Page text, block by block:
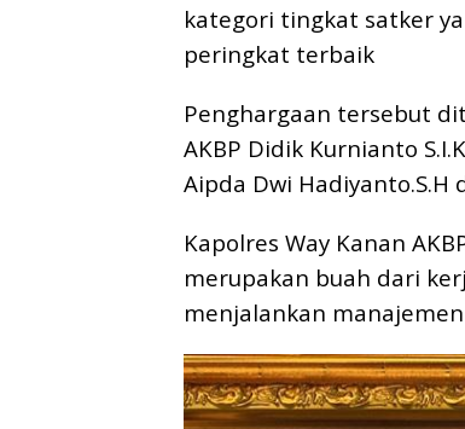
kategori tingkat satker
peringkat terbaik
Penghargaan tersebut
AKBP Didik Kurnianto
Aipda Dwi
Kapolres Way Kanan
merupakan buah dari
menjalankan